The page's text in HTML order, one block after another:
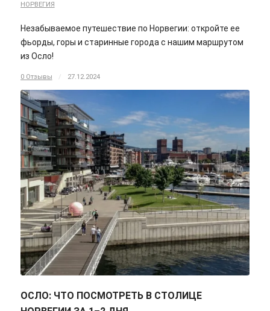
НОРВЕГИЯ
Незабываемое путешествие по Норвегии: откройте ее
фьорды, горы и старинные города с нашим маршрутом
из Осло!
0 Отзывы / 27.12.2024
ОСЛО: ЧТО ПОСМОТРЕТЬ В СТОЛИЦЕ